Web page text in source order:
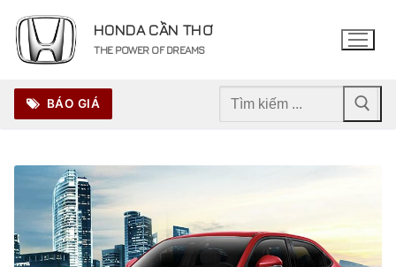
đến
nội
HONDA CẦN THƠ
THE POWER OF DREAMS
BÁO GIÁ
Tìm